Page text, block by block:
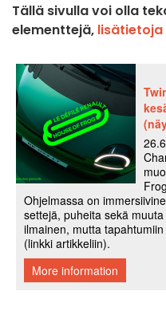
Tällä sivulla voi olla
elementtejä,